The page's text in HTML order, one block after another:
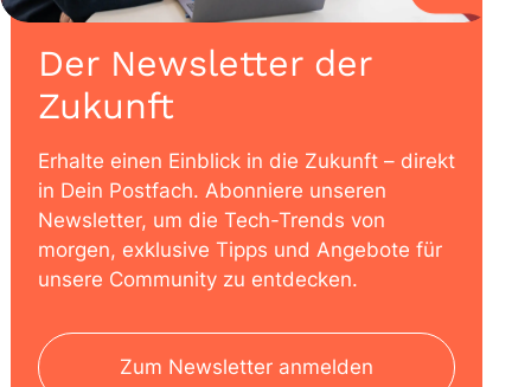
Der Newsletter der
Zukunft
Erhalte einen Einblick in die Zukunft – direkt
in Dein Postfach. Abonniere unseren
Newsletter, um die Tech-Trends von
morgen, exklusive Tipps und Angebote für
unsere Community zu entdecken.
Zum Newsletter anmelden